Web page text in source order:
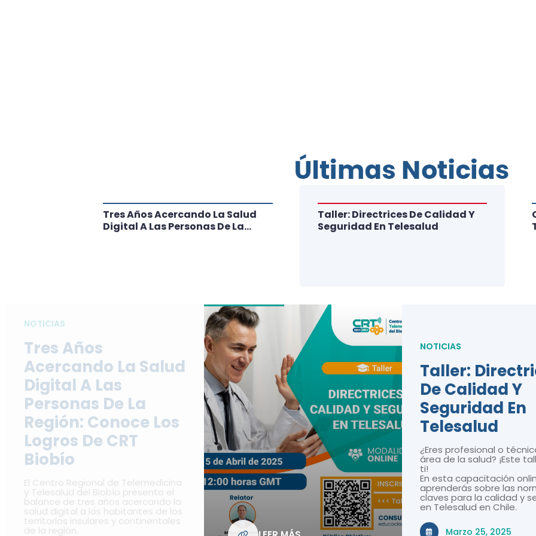
NOTICIAS
Tres Años
Acercando La Salud
Digital A Las
Personas De La
Región: Conoce Los
Logros De CRT
Biobío
El Centro Regional de Telemedicina
y Telesalud del Biobío presenta el
balance de tres años acercando la
salud digital a los habitantes de los
territorios insulares y continentales
de la región.
NOTICIAS
Taller:
De Calidad Y
Seguridad En
Telesalud
¿Eres profesional o
área de la salud? ¡Este
ti!
En esta capacitación
aprenderás sobre las
claves para la calidad y
en Telesalud en Chile.
Marzo 25, 2025
Tres Años Acercando La Salud
Digital A Las Personas De La
Taller: Directrices De Calidad Y
Seguridad En Telesalud
Últimas Noticias